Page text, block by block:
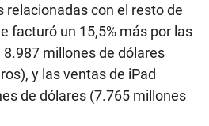
relacionadas con el resto de
facturó un 15,5% más por las
millones de dólares
y las ventas de iPad
de dólares (7.765 millones